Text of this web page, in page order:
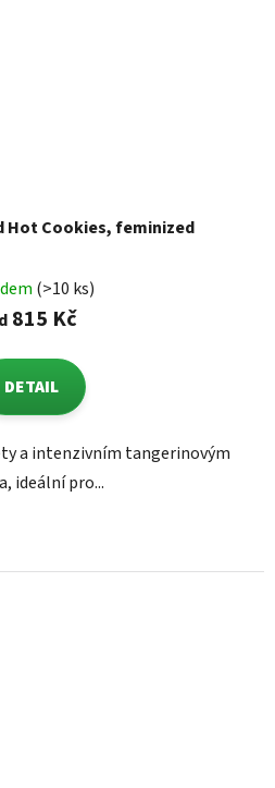
Hot Cookies, feminized
(>10 ks)
815 Kč
DETAIL
a intenzivním tangerinovým
ideální pro...